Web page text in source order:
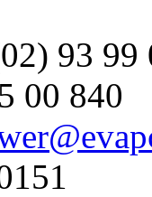
93 99
00 840